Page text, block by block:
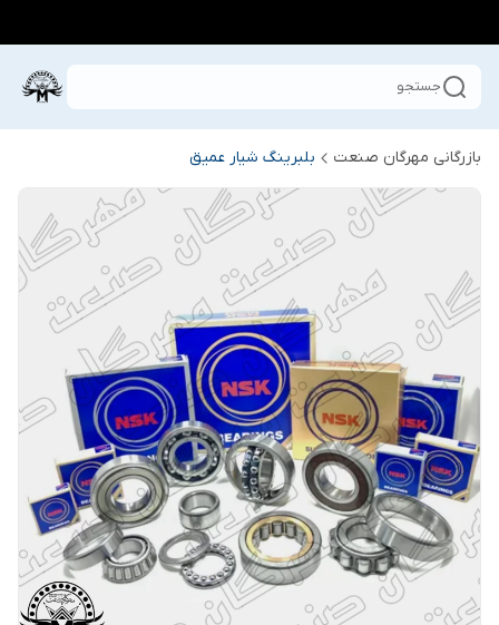
جستجو
بازرگانی مهرگان صنعت بلبرینگ شیار عمیق